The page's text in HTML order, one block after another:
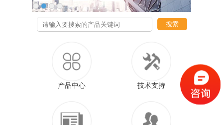
搜索
产品中心 技术支持